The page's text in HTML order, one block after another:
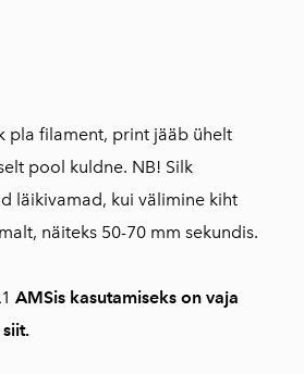
pla filament, print jääb ühelt
pool kuldne. NB! Silk
läikivamad, kui välimine kiht
näiteks 50-70 mm sekundis.
AMSis kasutamiseks on vaja